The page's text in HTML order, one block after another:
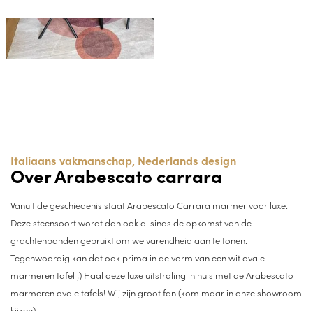
Italiaans vakmanschap, Nederlands design
Over Arabescato carrara
Vanuit de geschiedenis staat Arabescato Carrara marmer voor luxe.
Deze steensoort wordt dan ook al sinds de opkomst van de
grachtenpanden gebruikt om welvarendheid aan te tonen.
Tegenwoordig kan dat ook prima in de vorm van een wit ovale
marmeren tafel ;) Haal deze luxe uitstraling in huis met de Arabescato
marmeren ovale tafels! Wij zijn groot fan (kom maar in onze showroom